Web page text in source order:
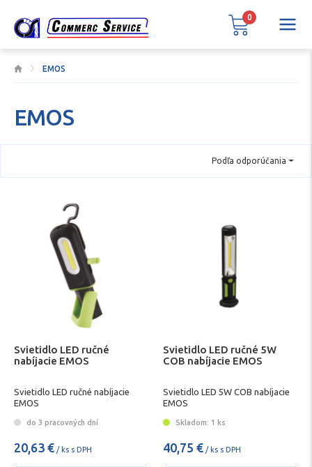
EMOS
EMOS
Podľa odporúčania
Svietidlo LED ručné
nabíjacie EMOS
Svietidlo LED ručné nabíjacie
EMOS
do 3 pracovných dní
20,63 € / ks s DPH
Svietidlo LED ručné 5W
COB nabíjacie EMOS
Svietidlo LED 5W COB nabíjacie
EMOS
Skladom: 1 ks
40,75 € / ks s DPH
0